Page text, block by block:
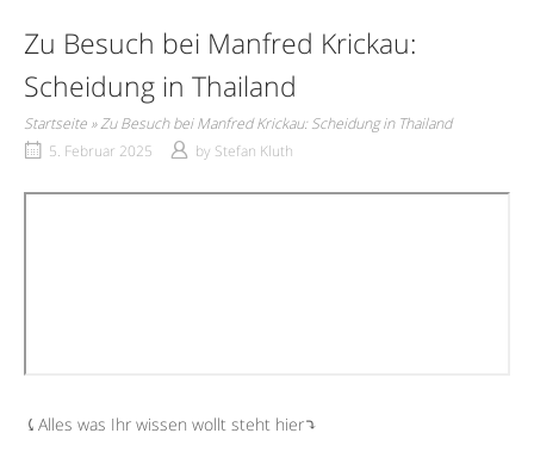
Zu Besuch bei Manfred Krickau:
Scheidung in Thailand
Startseite »Zu Besuch bei Manfred Krickau: Scheidung in Thailand
5. Februar 2025
by Stefan Kluth
⤹Alles was Ihr wissen wollt steht hier⤵︎